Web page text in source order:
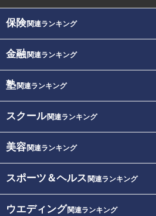
保険関連ランキング
金融関連ランキング
塾関連ランキング
スクール関連ランキング
美容関連ランキング
スポーツ＆ヘルス 関連ランキング
ウエディング関連ランキング